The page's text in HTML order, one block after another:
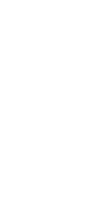
La
del
En
familiar
Baridà al
visitarem